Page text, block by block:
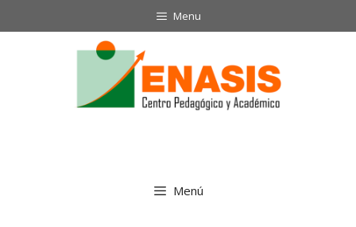
Menu
Menú